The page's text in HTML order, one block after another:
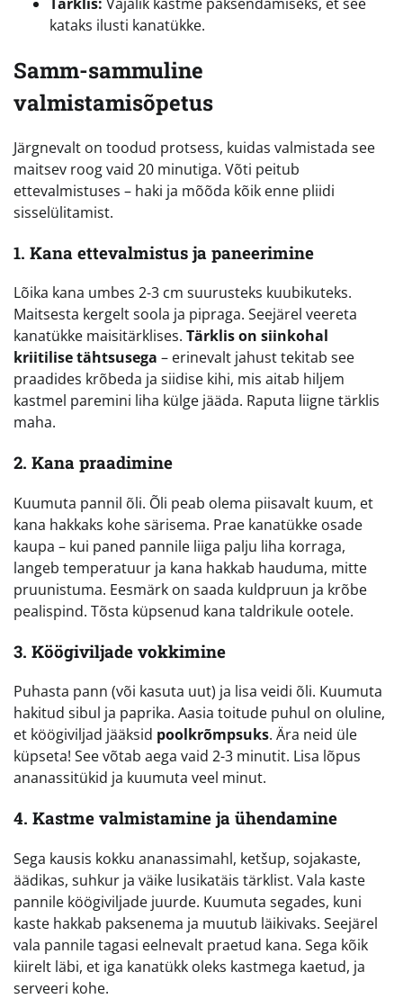
kataks ilusti kanatükke.
Samm-sammuline
valmistamisõpetus
Järgnevalt on toodud protsess, kuidas valmistada see
maitsev roog vaid 20 minutiga. Võti peitub
ettevalmistuses – haki ja mõõda kõik enne pliidi
sisselülitamist.
1. Kana ettevalmistus ja paneerimine
Lõika kana umbes 2-3 cm suurusteks kuubikuteks.
Maitsesta kergelt soola ja pipraga. Seejärel veereta
kanatükke maisitärklises. Tärklis on siinkohal
kriitilise tähtsusega – erinevalt jahust tekitab see
praadides krõbeda ja siidise kihi, mis aitab hiljem
kastmel paremini liha külge jääda. Raputa liigne tärklis
maha.
2. Kana praadimine
Kuumuta pannil õli. Õli peab olema piisavalt kuum, et
kana hakkaks kohe särisema. Prae kanatükke osade
kaupa – kui paned pannile liiga palju liha korraga,
langeb temperatuur ja kana hakkab hauduma, mitte
pruunistuma. Eesmärk on saada kuldpruun ja krõbe
pealispind. Tõsta küpsenud kana taldrikule ootele.
3. Köögiviljade vokkimine
Puhasta pann (või kasuta uut) ja lisa veidi õli. Kuumuta
hakitud sibul ja paprika. Aasia toitude puhul on oluline,
et köögiviljad jääksid poolkrõmpsuks. Ära neid üle
küpseta! See võtab aega vaid 2-3 minutit. Lisa lõpus
ananassitükid ja kuumuta veel minut.
4. Kastme valmistamine ja ühendamine
Sega kausis kokku ananassimahl, ketšup, sojakaste,
äädikas, suhkur ja väike lusikatäis tärklist. Vala kaste
pannile köögiviljade juurde. Kuumuta segades, kuni
kaste hakkab paksenema ja muutub läikivaks. Seejärel
vala pannile tagasi eelnevalt praetud kana. Sega kõik
kiirelt läbi, et iga kanatükk oleks kastmega kaetud, ja
serveeri kohe.